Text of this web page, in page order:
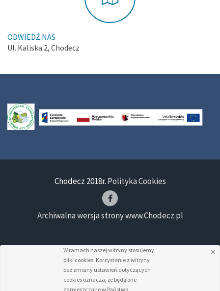
ODWIEDŹ NAS
Ul. Kaliska 2, Chodecz
Chodecz 2018r. Polityka Cookies
Archiwalna wersja strony www.Chodecz.pl
W ramach naszej witryny stosujemy
pliki cookies. Korzystanie z witryny
bez zmiany ustawień dotyczących
cookies oznacza, że będą one
zamieszczane w Państwa